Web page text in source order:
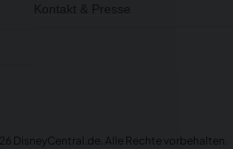
Kontakt & Presse
DisneyCentral.de. Alle Rechte vorbehalten.
eben